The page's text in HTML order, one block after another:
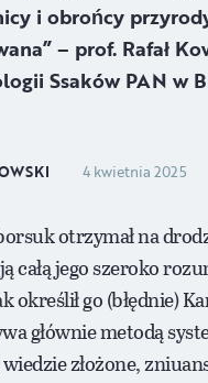
i obrońcy
– prof. Rafał
Ssaków PAN w
4 kwietnia 2025
otrzymał na
całą jego szeroko
określił go (błędnie)
głównie metodą
złożone,